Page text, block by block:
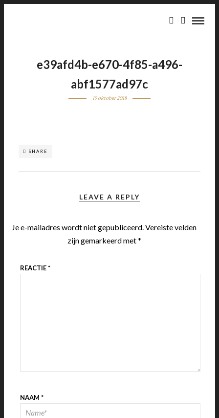
e39afd4b-e670-4f85-a496-
abf1577ad97c
19 oktober 2018
SHARE
LEAVE A REPLY
Je e-mailadres wordt niet gepubliceerd.Vereiste velden
zijn gemarkeerd met*
REACTIE*
NAAM *